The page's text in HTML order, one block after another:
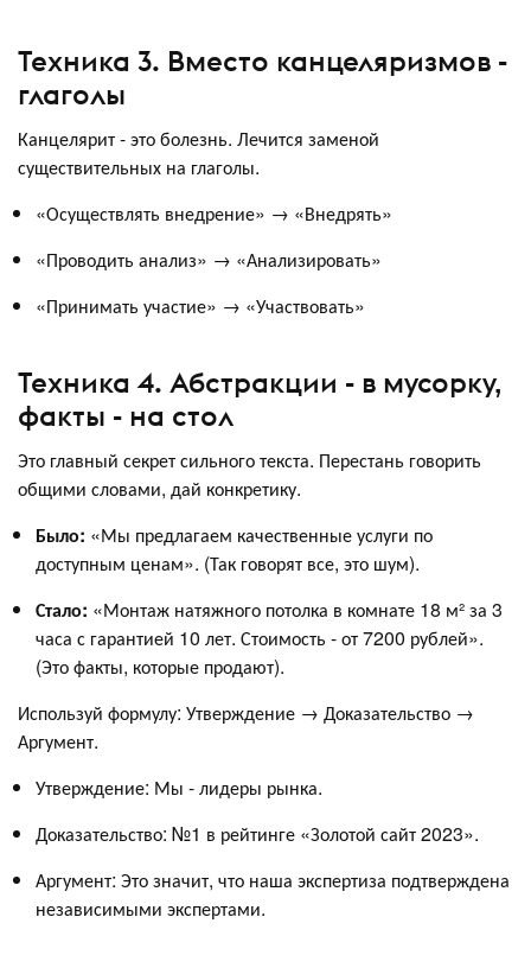
Техника 3. Вместо канцеляризмов -
глаголы
Канцелярит - это болезнь. Лечится заменой
существительных на глаголы.
«Осуществлять внедрение» → «Внедрять»
«Проводить анализ» → «Анализировать»
«Принимать участие» → «Участвовать»
Техника 4. Абстракции - в мусорку,
факты - на стол
Это главный секрет сильного текста. Перестань говорить
общими словами, дай конкретику.
Было: «Мы предлагаем качественные услуги по
доступным ценам». (Так говорят все, это шум).
Стало: «Монтаж натяжного потолка в комнате 18 м² за 3
часа с гарантией 10 лет. Стоимость - от 7200 рублей».
(Это факты, которые продают).
Используй формулу: Утверждение → Доказательство →
Аргумент.
Утверждение: Мы - лидеры рынка.
Доказательство: №1 в рейтинге «Золотой сайт 2023».
Аргумент: Это значит, что наша экспертиза подтверждена
независимыми экспертами.